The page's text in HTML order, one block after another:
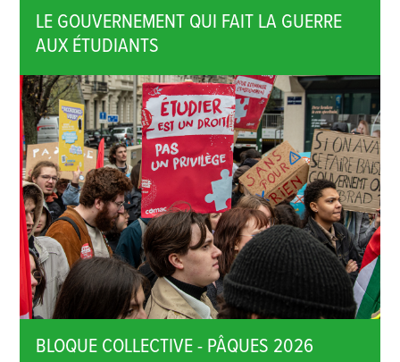
LE GOUVERNEMENT QUI FAIT LA GUERRE
AUX ÉTUDIANTS
BLOQUE COLLECTIVE - PÂQUES 2026